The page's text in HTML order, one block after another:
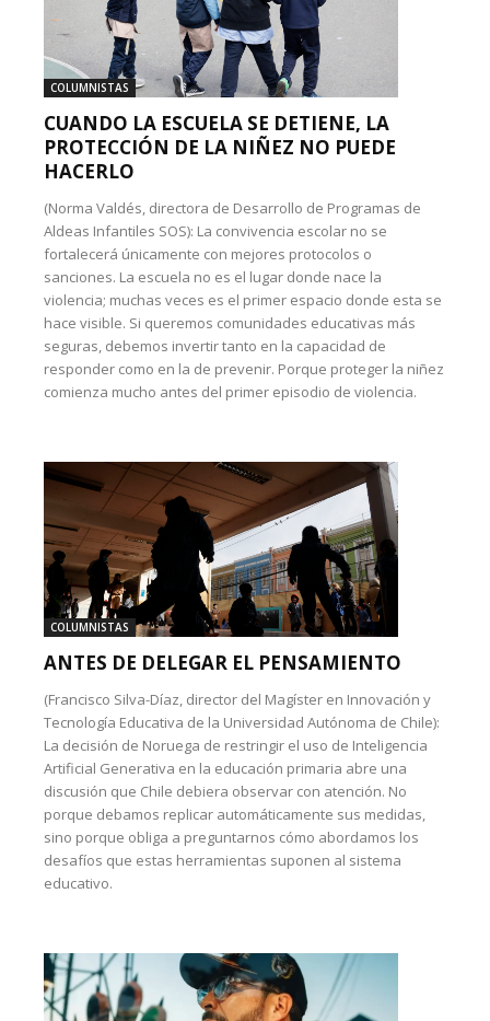
COLUMNISTAS
CUANDO LA ESCUELA SE DETIENE, LA
PROTECCIÓN DE LA NIÑEZ NO PUEDE
HACERLO
(Norma Valdés, directora de Desarrollo de Programas de
Aldeas Infantiles SOS): La convivencia escolar no se
fortalecerá únicamente con mejores protocolos o
sanciones. La escuela no es el lugar donde nace la
violencia; muchas veces es el primer espacio donde esta se
hace visible. Si queremos comunidades educativas más
seguras, debemos invertir tanto en la capacidad de
responder como en la de prevenir. Porque proteger la niñez
comienza mucho antes del primer episodio de violencia.
COLUMNISTAS
ANTES DE DELEGAR EL PENSAMIENTO
(Francisco Silva-Díaz, director del Magíster en Innovación y
Tecnología Educativa de la Universidad Autónoma de Chile):
La decisión de Noruega de restringir el uso de Inteligencia
Artificial Generativa en la educación primaria abre una
discusión que Chile debiera observar con atención. No
porque debamos replicar automáticamente sus medidas,
sino porque obliga a preguntarnos cómo abordamos los
desafíos que estas herramientas suponen al sistema
educativo.